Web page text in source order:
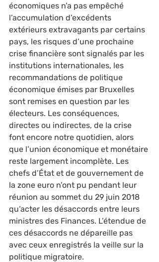
économiques n’a pas empêché
l’accumulation d’excédents
extérieurs extravagants par certains
pays, les risques d’une prochaine
crise financière sont signalés par les
institutions internationales, les
recommandations de politique
économique émises par Bruxelles
sont remises en question par les
électeurs. Les conséquences,
directes ou indirectes, de la crise
font encore notre quotidien, alors
que l’union économique et monétaire
reste largement incomplète. Les
chefs d’État et de gouvernement de
la zone euro n’ont pu pendant leur
réunion au sommet du 29 juin 2018
qu‘acter les désaccords entre leurs
ministres des Finances. L’étendue de
ces désaccords ne dépareille pas
avec ceux enregistrés la veille sur la
politique migratoire.